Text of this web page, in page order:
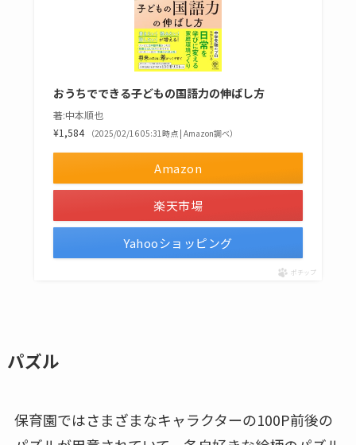
おうちでできる子どもの国語力の伸ばし方
著:中本順也
¥1,584 （2025/02/16 05:31時点 | Amazon調べ）
Amazon
楽天市場
Yahooショッピング
ポチップ
パズル
保育園ではさまざまなキャラクターの100P前後の